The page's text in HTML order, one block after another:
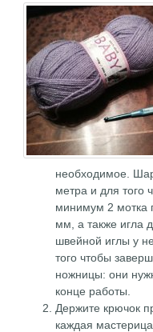
необходимое.
метра и для того
минимум 2 мотка
мм, а также игла
швейной иглы у
того чтобы
ножницы: они
конце работы.
Держите крючок
каждая